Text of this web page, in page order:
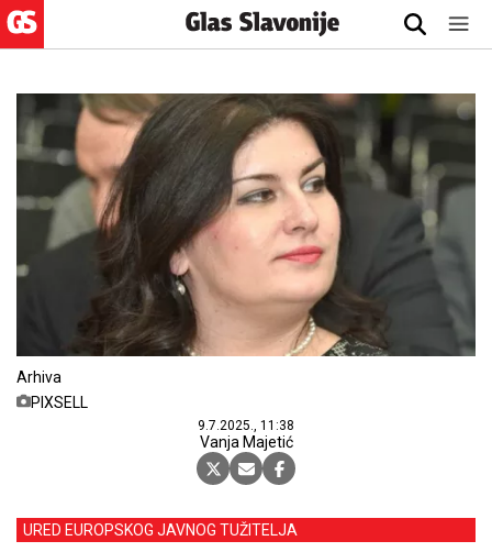
Arhiva
PIXSELL
9.7.2025., 11:38
Vanja Majetić
URED EUROPSKOG JAVNOG TUŽITELJA